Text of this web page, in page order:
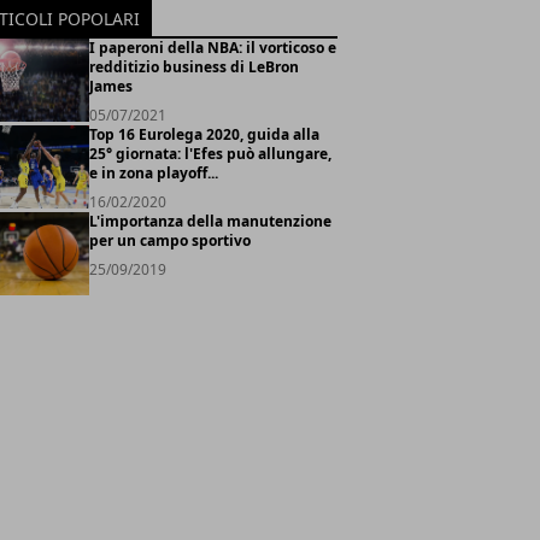
POPOLARI
I paperoni della NBA: il vorticoso e
redditizio business di LeBron
James
05/07/2021
Top 16 Eurolega 2020, guida alla
25° giornata: l'Efes può allungare,
e in zona playoff...
16/02/2020
L'importanza della manutenzione
per un campo sportivo
25/09/2019